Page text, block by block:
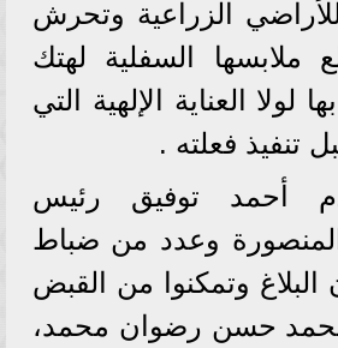
الزراعية وتحرش
ملابسها السفلية لهتك
لولا العناية الإلهية التي
تنفيذ فعلته .
أحمد توفيق رئيس
وعدد من ضباط
البلاغ وتمكنوا من القبض
حسن رضوان محمد،